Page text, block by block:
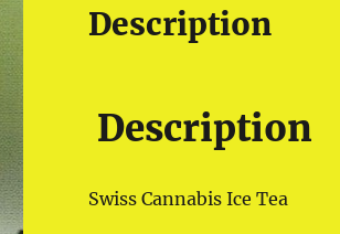
Description
Description
Swiss Cannabis Ice Tea